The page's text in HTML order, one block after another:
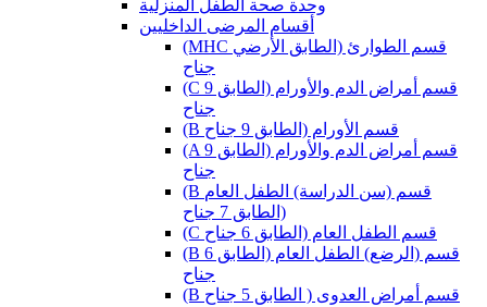
وحدة صحة الطفل المنزلية
أقسام المرضى الداخليين
(MHC قسم الطوارئ (الطابق الأرضي
جناح
(C قسم أمراض الدم والأورام (الطابق 9
جناح
(B قسم الأورام (الطابق 9 جناح
(A قسم أمراض الدم والأورام (الطابق 9
جناح
(B قسم (سن الدراسة) الطفل العام
(الطابق 7 جناح
(C قسم الطفل العام (الطابق 6 جناح
(B قسم (الرضع) الطفل العام (الطابق 6
جناح
(B قسم أمراض العدوى ( الطابق 5 جناح